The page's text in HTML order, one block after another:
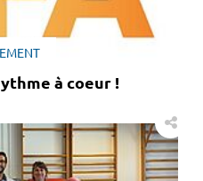
à coeur !